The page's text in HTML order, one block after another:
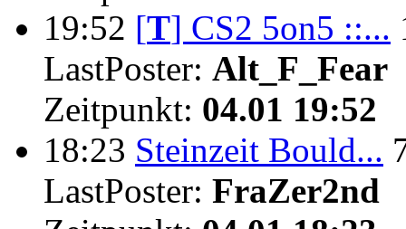
19:52 [T] CS2 5on5 ::...
LastPoster: Alt_F_Fear
Zeitpunkt: 04.01 19:52
18:23 Steinzeit Bould...
LastPoster: FraZer2nd